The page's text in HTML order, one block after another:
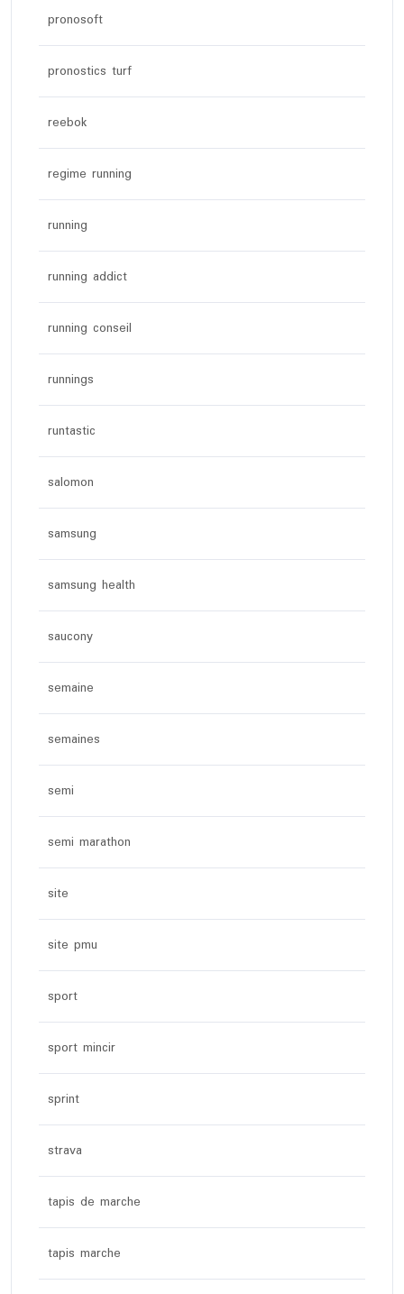
pronosoft
pronostics turf
reebok
regime running
running
running addict
running conseil
runnings
runtastic
salomon
samsung
samsung health
saucony
semaine
semaines
semi
semi marathon
site
site pmu
sport
sport mincir
sprint
strava
tapis de marche
tapis marche